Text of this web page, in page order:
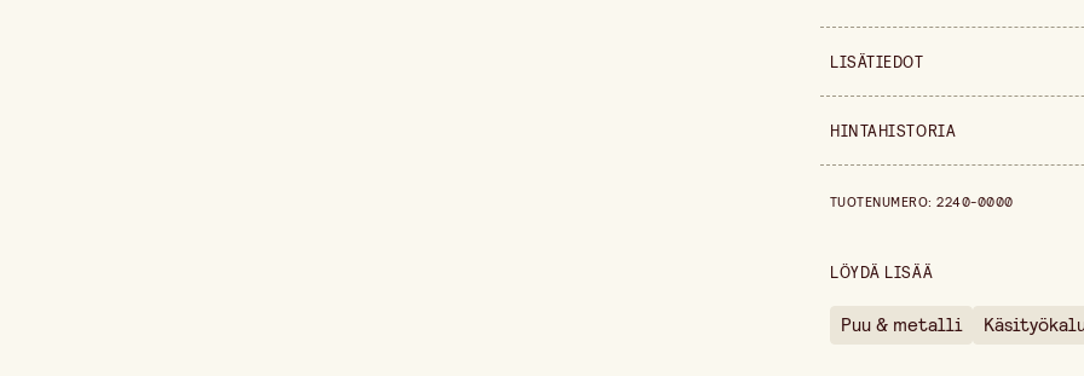
LISÄTIEDOT
Myyntiyksikkö
HINTAHISTORIA
TUOTENUMERO:2240-0000
LÖYDÄ LISÄÄ
Puu & metalli